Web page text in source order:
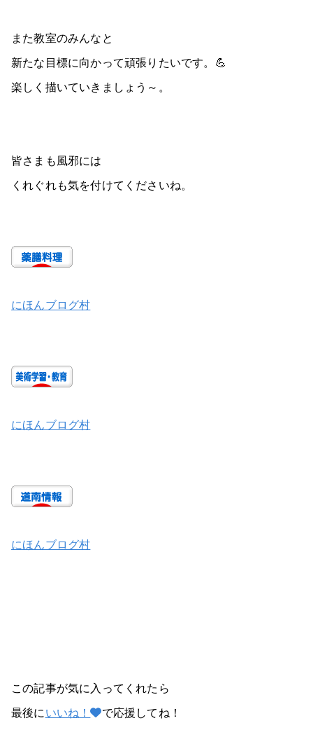
また教室のみんなと
新たな目標に向かって頑張りたいです。💪
楽しく描いていきましょう～。
皆さまも風邪には
くれぐれも気を付けてくださいね。
にほんブログ村
にほんブログ村
にほんブログ村
この記事が気に入ってくれたら
最後にいいね！ で応援してね！